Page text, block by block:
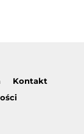
Kontakt